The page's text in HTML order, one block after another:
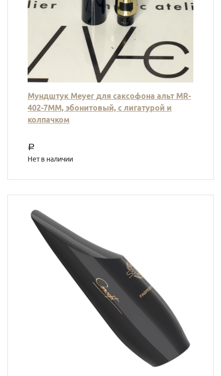
Мундштук Meyer для саксофона альт MR-
402-7MM, эбонитовый, с лигатурой и
колпачком
a
Нет в наличии